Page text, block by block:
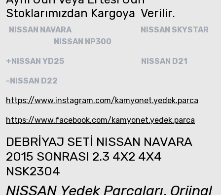
Stoklarımızdan Kargoya Verilir.
NISSAN NAVARA
NISSAN SKYSTAR
NISSAN NP300
+NISSAN YD25 NISSAN D21
-NISSAN D22
https://www.instagram.com/kamyonet.yedek.parca
https://www.facebook.com/kamyonet.yedek.parca
DEBRİYAJ SETİ NISSAN NAVARA
2015 SONRASI 2.3 4X2 4X4
NSK2304
NISSAN Yedek Parçaları, Orjinal